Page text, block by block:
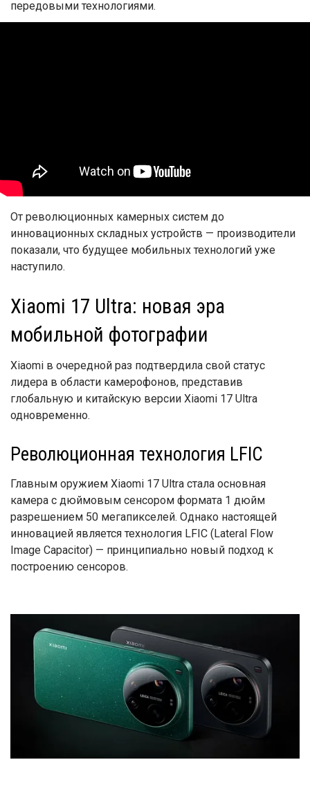
передовыми технологиями.
От революционных камерных систем до
инновационных складных устройств — производители
показали, что будущее мобильных технологий уже
наступило.
Xiaomi 17 Ultra: новая эра
мобильной фотографии
Xiaomi в очередной раз подтвердила свой статус
лидера в области камерофонов, представив
глобальную и китайскую версии Xiaomi 17 Ultra
одновременно.
Революционная технология LFIC
Главным оружием Xiaomi 17 Ultra стала основная
камера с дюймовым сенсором формата 1 дюйм
разрешением 50 мегапикселей. Однако настоящей
инновацией является технология LFIC (Lateral Flow
Image Capacitor) — принципиально новый подход к
построению сенсоров.